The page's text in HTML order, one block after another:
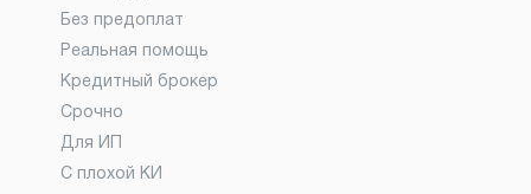
Без предоплат
Реальная помощь
Кредитный брокер
Срочно
Для ИП
С плохой КИ